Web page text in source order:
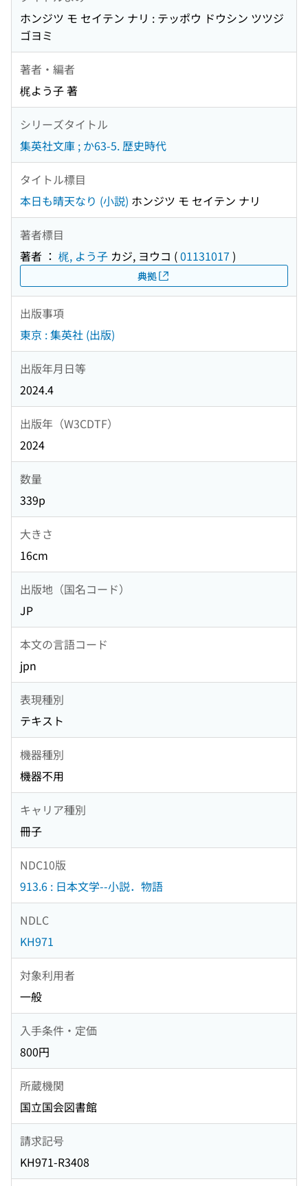
ホンジツ モ セイテン ナリ : テッポウ ドウシン ツツジ
ゴヨミ
著者・編者
梶よう子 著
シリーズタイトル
集英社文庫 ; か63-5. 歴史時代
タイトル標目
本日も晴天なり (小説) ホンジツ モ セイテン ナリ
著者標目
著者 ： 梶, よう子 カジ, ヨウコ (01131017 )
典拠
出版事項
東京 : 集英社 (出版)
出版年月日等
2024.4
出版年（W3CDTF）
2024
数量
339p
大きさ
16cm
出版地（国名コード）
JP
本文の言語コード
jpn
表現種別
テキスト
機器種別
機器不用
キャリア種別
冊子
NDC10版
913.6 : 日本文学--小説．物語
NDLC
KH971
対象利用者
一般
入手条件・定価
800円
所蔵機関
国立国会図書館
請求記号
KH971-R3408